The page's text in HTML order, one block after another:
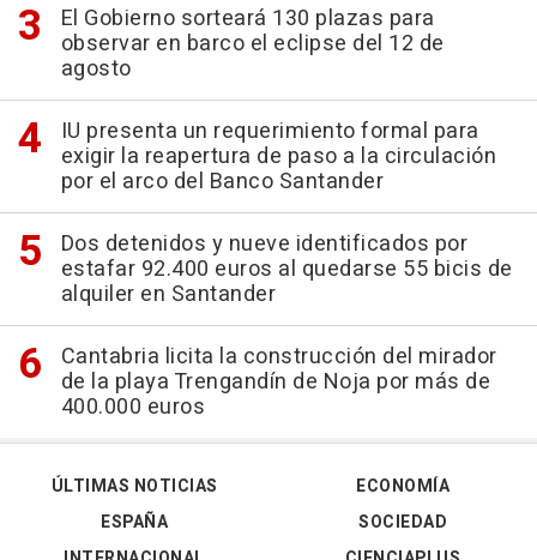
El Gobierno sorteará 130 plazas para
observar en barco el eclipse del 12 de
agosto
IU presenta un requerimiento formal para
exigir la reapertura de paso a la circulación
por el arco del Banco Santander
Dos detenidos y nueve identificados por
estafar 92.400 euros al quedarse 55 bicis de
alquiler en Santander
Cantabria licita la construcción del mirador
de la playa Trengandín de Noja por más de
400.000 euros
ÚLTIMAS NOTICIAS
ESPAÑA
ECONOMÍA
SOCIEDAD